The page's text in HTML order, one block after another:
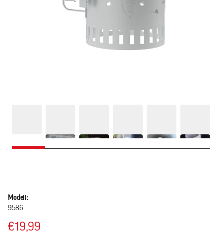
Modell:
9586
€19,99